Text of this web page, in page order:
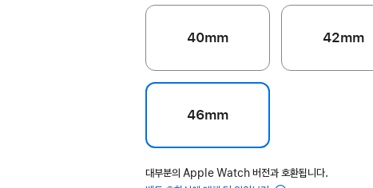
40mm 42mm
46mm
대부분의 Apple Watch 버전과 호환됩니다.